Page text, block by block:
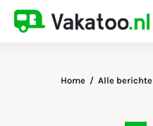
Home Alle